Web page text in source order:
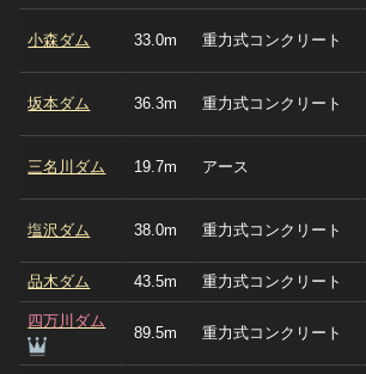
小森ダム 33.0m 重力式コンクリート
坂本ダム 36.3m 重力式コンクリート
三名川ダム 19.7m アース
塩沢ダム 38.0m 重力式コンクリート
品木ダム 43.5m 重力式コンクリート
四万川ダム
89.5m 重力式コンクリート